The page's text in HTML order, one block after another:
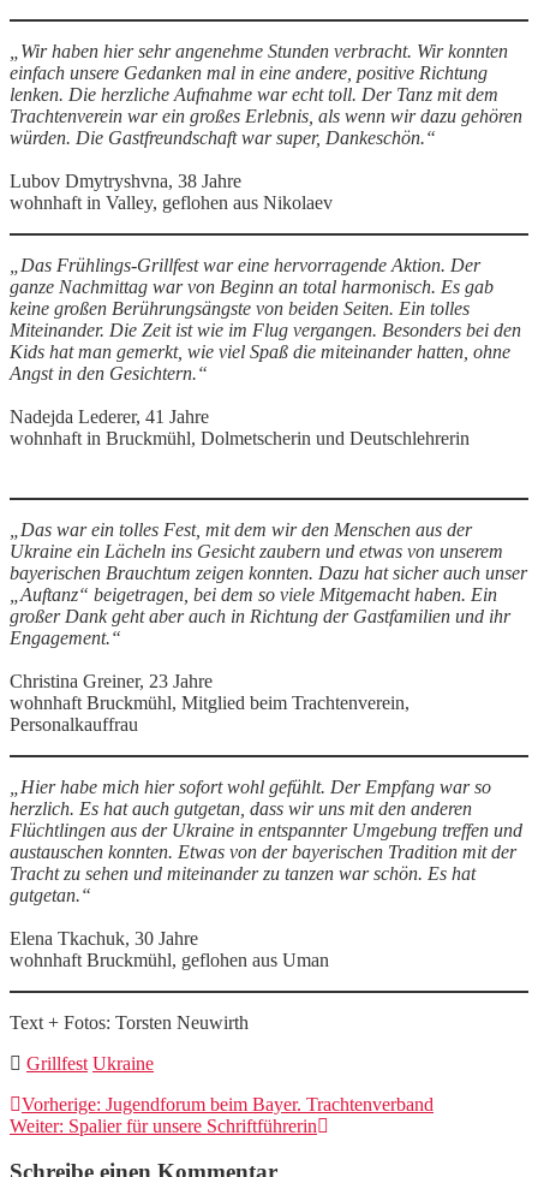
„Wir haben hier sehr angenehme Stunden verbracht. Wir konnten
einfach unsere Gedanken mal in eine andere, positive Richtung
lenken. Die herzliche Aufnahme war echt toll. Der Tanz mit dem
Trachtenverein war ein großes Erlebnis, als wenn wir dazu gehören
würden. Die Gastfreundschaft war super, Dankeschön.“
Lubov Dmytryshvna, 38 Jahre
wohnhaft in Valley, geflohen aus Nikolaev
„Das Frühlings-Grillfest war eine hervorragende Aktion. Der
ganze Nachmittag war von Beginn an total harmonisch. Es gab
keine großen Berührungsängste von beiden Seiten. Ein tolles
Miteinander. Die Zeit ist wie im Flug vergangen. Besonders bei den
Kids hat man gemerkt, wie viel Spaß die miteinander hatten, ohne
Angst in den Gesichtern.“
Nadejda Lederer, 41 Jahre
wohnhaft in Bruckmühl, Dolmetscherin und Deutschlehrerin
„Das war ein tolles Fest, mit dem wir den Menschen aus der
Ukraine ein Lächeln ins Gesicht zaubern und etwas von unserem
bayerischen Brauchtum zeigen konnten. Dazu hat sicher auch unser
„Auftanz“ beigetragen, bei dem so viele Mitgemacht haben. Ein
großer Dank geht aber auch in Richtung der Gastfamilien und ihr
Engagement.“
Christina Greiner, 23 Jahre
wohnhaft Bruckmühl, Mitglied beim Trachtenverein,
Personalkauffrau
„Hier habe mich hier sofort wohl gefühlt. Der Empfang war so
herzlich. Es hat auch gutgetan, dass wir uns mit den anderen
Flüchtlingen aus der Ukraine in entspannter Umgebung treffen und
austauschen konnten. Etwas von der bayerischen Tradition mit der
Tracht zu sehen und miteinander zu tanzen war schön. Es hat
gutgetan.“
Elena Tkachuk, 30 Jahre
wohnhaft Bruckmühl, geflohen aus Uman
Text + Fotos: Torsten Neuwirth
Grillfest Ukraine
Beitragsnavigation
Vorherige: Vorheriger
Beitrag:
Jugendforum beim Bayer. Trachtenverband
Weiter: Nächster
Spalier für unsere Schriftführerin
Schreibe einen Kommentar